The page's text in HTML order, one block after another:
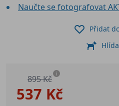
Naučte se fotografovat
537 Kč
895 Kč i
Přidat